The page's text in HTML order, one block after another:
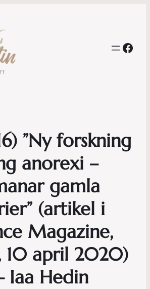
”Ny forskning
anorexi –
gamla
(artikel i
Magazine,
10 april 2020)
Hedin